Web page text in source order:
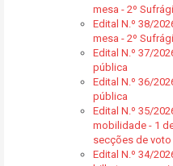
mesa - 2º
Edital N.º 38/
mesa - 2º
Edital N.º 37/
pública
Edital N.º 36/
pública
Edital N.º 35/
mobilidade - 1
secções de voto
Edital N.º 34/